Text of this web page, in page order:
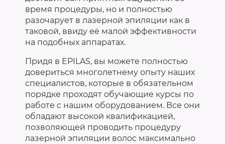
время процедуры, но и полностью
разочарует в лазерной эпиляции как в
таковой, ввиду её малой эффективности
на подобных аппаратах.
Придя в EPILAS, вы можете полностью
довериться многолетнему опыту наших
специалистов, которые в обязательном
порядке проходят обучающие курсы по
работе с нашим оборудованием. Все они
обладают высокой квалификацией,
позволяющей проводить процедуру
лазерной эпиляции волос максимально